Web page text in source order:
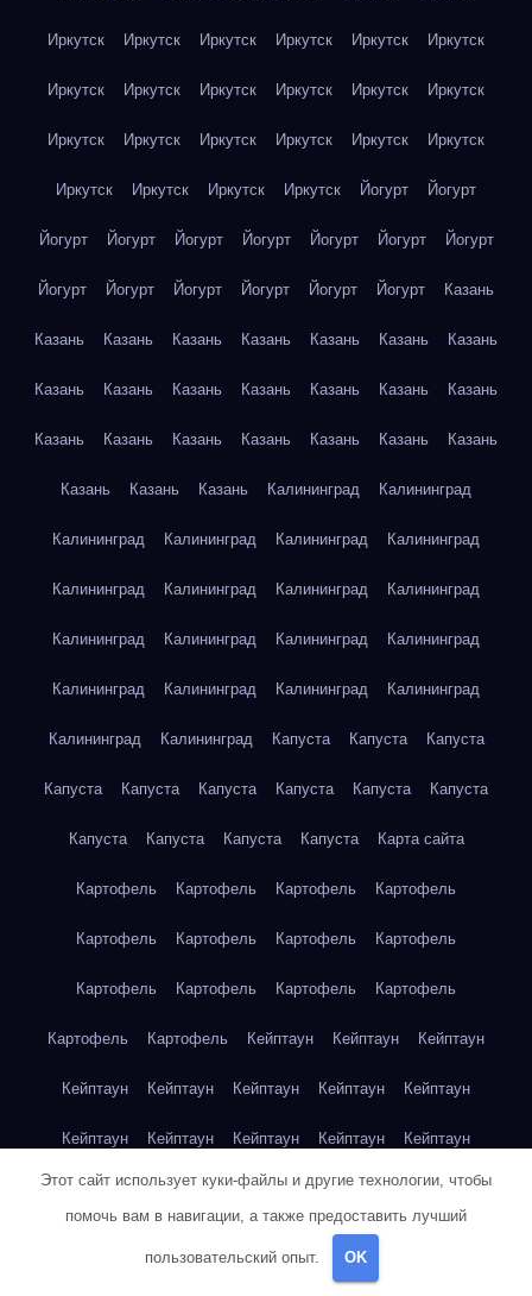
Иркутск Иркутск Иркутск Иркутск Иркутск Иркутск
Иркутск Иркутск Иркутск Иркутск Иркутск Иркутск
Иркутск Иркутск Иркутск Иркутск Иркутск Иркутск
Иркутск Иркутск Иркутск Иркутск Йогурт Йогурт
Йогурт Йогурт Йогурт Йогурт Йогурт Йогурт Йогурт
Йогурт Йогурт Йогурт Йогурт Йогурт Йогурт Казань
Казань Казань Казань Казань Казань Казань Казань
Казань Казань Казань Казань Казань Казань Казань
Казань Казань Казань Казань Казань Казань Казань
Казань Казань Казань Калининград Калининград
Калининград Калининград Калининград Калининград
Калининград Калининград Калининград Калининград
Калининград Калининград Калининград Калининград
Калининград Калининград Калининград Калининград
Калининград Калининград Капуста Капуста Капуста
Капуста Капуста Капуста Капуста Капуста Капуста
Капуста Капуста Капуста Капуста Карта сайта
Картофель Картофель Картофель Картофель
Картофель Картофель Картофель Картофель
Картофель Картофель Картофель Картофель
Картофель Картофель Кейптаун Кейптаун Кейптаун
Кейптаун Кейптаун Кейптаун Кейптаун Кейптаун
Кейптаун Кейптаун Кейптаун Кейптаун Кейптаун
Кейптаун Кейптаун Кейптаун Кейптаун Кейптаун
Клубника
Красноярск
Этот сайт использует куки-файлы и другие технологии, чтобы
помочь вам в навигации, а также предоставить лучший
пользовательский опыт. OK